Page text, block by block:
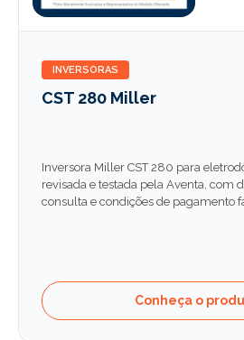
INVERSORAS
CST 280 Miller
Inversora Miller CST 280 para
revisada e testada pela Aventa, com
consulta e condições de pagamento
Conheça o